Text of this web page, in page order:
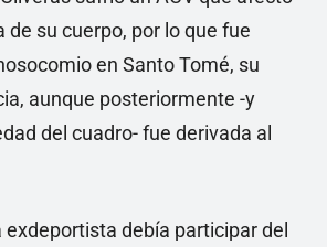
de su cuerpo, por lo que fue
en Santo Tomé, su
aunque posteriormente -y
del cuadro- fue derivada al
exdeportista debía participar del